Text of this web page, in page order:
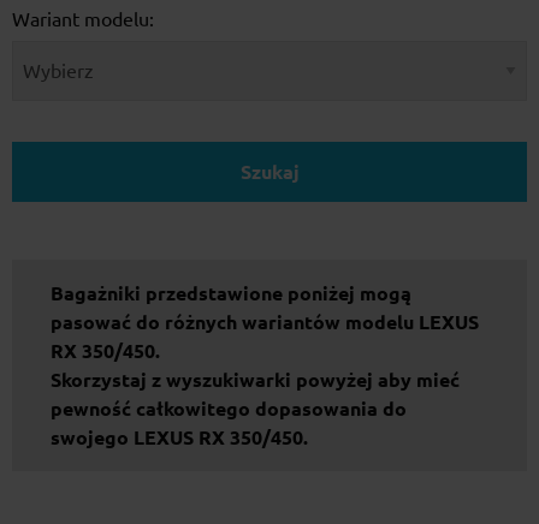
Wariant modelu:
Szukaj
Bagażniki przedstawione poniżej mogą
pasować do różnych wariantów modelu LEXUS
RX 350/450.
Skorzystaj z wyszukiwarki powyżej aby mieć
pewność całkowitego dopasowania do
swojego LEXUS RX 350/450.